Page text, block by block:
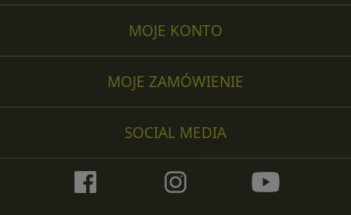
MOJE ZAMÓWIENIE
MOJE KONTO
SOCIAL MEDIA